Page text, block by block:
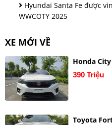
Hyundai Santa Fe được
WWCOTY 2025
XE MỚI VỀ
Honda City
390 Triệu
Toyota